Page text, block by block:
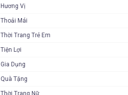
Hương Vị
Thoải Mái
Thời Trang Trẻ Em
Tiện Lợi
Gia Dụng
Quà Tặng